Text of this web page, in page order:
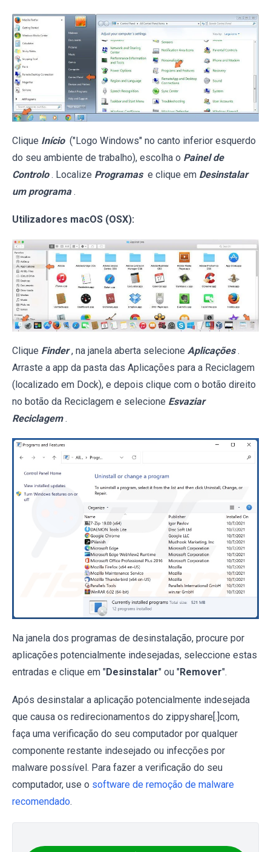
Clique Início ("Logo Windows" no canto inferior esquerdo
do seu ambiente de trabalho), escolha o Painel de
Controlo . Localize Programas e clique em Desinstalar
um programa .
Utilizadores macOS (OSX):
Clique Finder , na janela aberta selecione Aplicações .
Arraste a app da pasta das Aplicações para a Reciclagem
(localizado em Dock), e depois clique com o botão direito
no botão da Reciclagem e selecione Esvaziar
Reciclagem .
Na janela dos programas de desinstalação, procure por
aplicações potencialmente indesejadas, seleccione estas
entradas e clique em "Desinstalar" ou "Remover".
Após desinstalar a aplicação potencialmente indesejada
que causa os redirecionamentos do zippyshare[.]com,
faça uma verificação do seu computador por qualquer
componente restante indesejado ou infecções por
malware possível. Para fazer a verificação do seu
computador, use o software de remoção de malware
recomendado.